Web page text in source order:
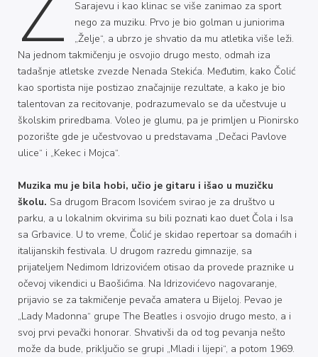
Sarajevu i kao klinac se više zanimao za sport
nego za muziku. Prvo je bio golman u juniorima
„Želje“, a ubrzo je shvatio da mu atletika više leži.
Na jednom takmičenju je osvojio drugo mesto, odmah iza
tadašnje atletske zvezde Nenada Stekića. Međutim, kako Čolić
kao sportista nije postizao značajnije rezultate, a kako je bio
talentovan za recitovanje, podrazumevalo se da učestvuje u
školskim priredbama. Voleo je glumu, pa je primljen u Pionirsko
pozorište gde je učestvovao u predstavama „Dečaci Pavlove
ulice“ i „Kekec i Mojca“.
Muzika mu je bila hobi, učio je gitaru i išao u muzičku
školu. Sa drugom Bracom Isovićem svirao je za društvo u
parku, a u lokalnim okvirima su bili poznati kao duet Čola i Isa
sa Grbavice. U to vreme, Čolić je skidao repertoar sa domaćih i
italijanskih festivala. U drugom razredu gimnazije, sa
prijateljem Nedimom Idrizovićem otisao da provede praznike u
očevoj vikendici u Baošićima. Na Idrizovićevo nagovaranje,
prijavio se za takmičenje pevača amatera u Bijeloj. Pevao je
„Lady Madonna“ grupe The Beatles i osvojio drugo mesto, a i
svoj prvi pevački honorar. Shvativši da od tog pevanja nešto
može da bude, priključio se grupi „Mladi i lijepi“, a potom 1969.